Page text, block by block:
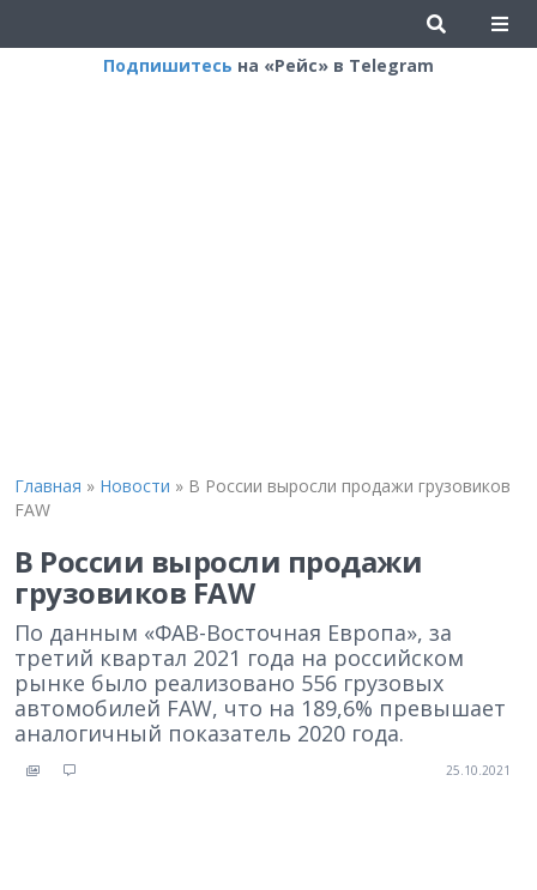
Подпишитесь на «Рейс» в Telegram
Главная » Новости » В России выросли продажи грузовиков
FAW
В России выросли продажи
грузовиков FAW
По данным «ФАВ-Восточная Европа», за
третий квартал 2021 года на российском
рынке было реализовано 556 грузовых
автомобилей FAW, что на 189,6% превышает
аналогичный показатель 2020 года.
25.10.2021